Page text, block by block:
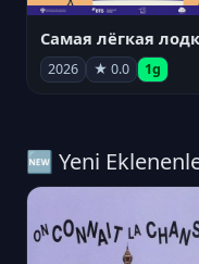
2026 ★ 0.0 1g
🆕 Yeni